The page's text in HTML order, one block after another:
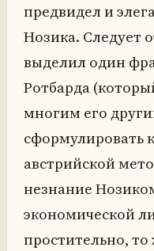
предвидел и
Нозика. Следует
выделил один
Ротбарда
многим его
сформулировать
австрийской
незнание
экономической
простительно, то